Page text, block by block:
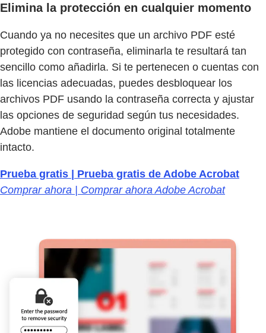
Elimina la protección en cualquier momento
Cuando ya no necesites que un archivo PDF esté
protegido con contraseña, eliminarla te resultará tan
sencillo como añadirla. Si te pertenecen o cuentas con
las licencias adecuadas, puedes desbloquear los
archivos PDF usando la contraseña correcta y ajustar
las opciones de seguridad según tus necesidades.
Adobe mantiene el documento original totalmente
intacto.
Prueba gratis | Prueba gratis de Adobe Acrobat
Comprar ahora | Comprar ahora Adobe Acrobat